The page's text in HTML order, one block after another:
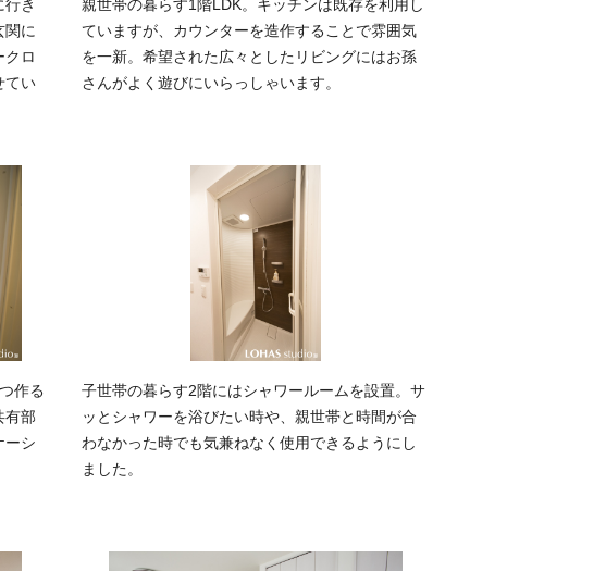
き
関に
クロ
てい
親世帯の暮らす1階LDK。キッチンは既存を利用し
ていますが、カウンターを造作することで雰囲気
を一新。希望された広々としたリビングにはお孫
さんがよく遊びにいらっしゃいます。
作る
有部
ーシ
子世帯の暮らす2階にはシャワールームを設置。サ
ッとシャワーを浴びたい時や、親世帯と時間が合
わなかった時でも気兼ねなく使用できるようにし
ました。